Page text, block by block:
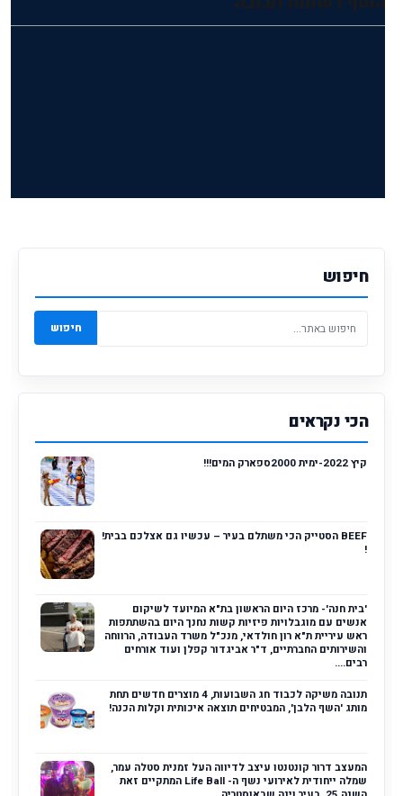
חיפוש
חיפוש
הכי נקראים
קיץ 2022-ימית 2000ספארק המים!!!
BEEF הסטייק הכי משתלם בעיר – עכשיו גם אצלכם בבית!
!
'בית חנה'- מרכז היום הראשון בת"א המיועד לשיקום
אנשים עם מוגבלויות פיזיות קשות נחנך היום בהשתתפות
ראש עיריית ת"א רון חולדאי, מנכ"ל משרד העבודה, הרווחה
והשירותים החברתיים, ד"ר אביגדור קפלן ועוד אורחים
רבים....
תנובה משיקה לכבוד חג השבועות, 4 מוצרים חדשים תחת
מותג 'השף הלבן', המבטיחים תוצאה איכותית וקלות הכנה!
המעצב דרור קונטנטו עיצב לדיווה העל זמנית סטלה עמר,
שמלה ייחודית לאירועי נשף ה- Life Ball המתקיים זאת